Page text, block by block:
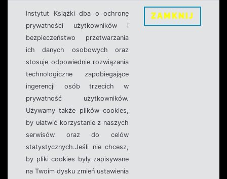
Instytut Książki dba o ochronę
prywatności użytkowników i
bezpieczeństwo przetwarzania
ich danych osobowych oraz
stosuje odpowiednie rozwiązania
technologiczne zapobiegające
ingerencji osób trzecich w
prywatność użytkowników.
Używamy także plików cookies,
by ułatwić korzystanie z naszych
serwisów oraz do celów
statystycznych.Jeśli nie chcesz,
by pliki cookies były zapisywane
na Twoim dysku zmień ustawienia
ZAMKNIJ